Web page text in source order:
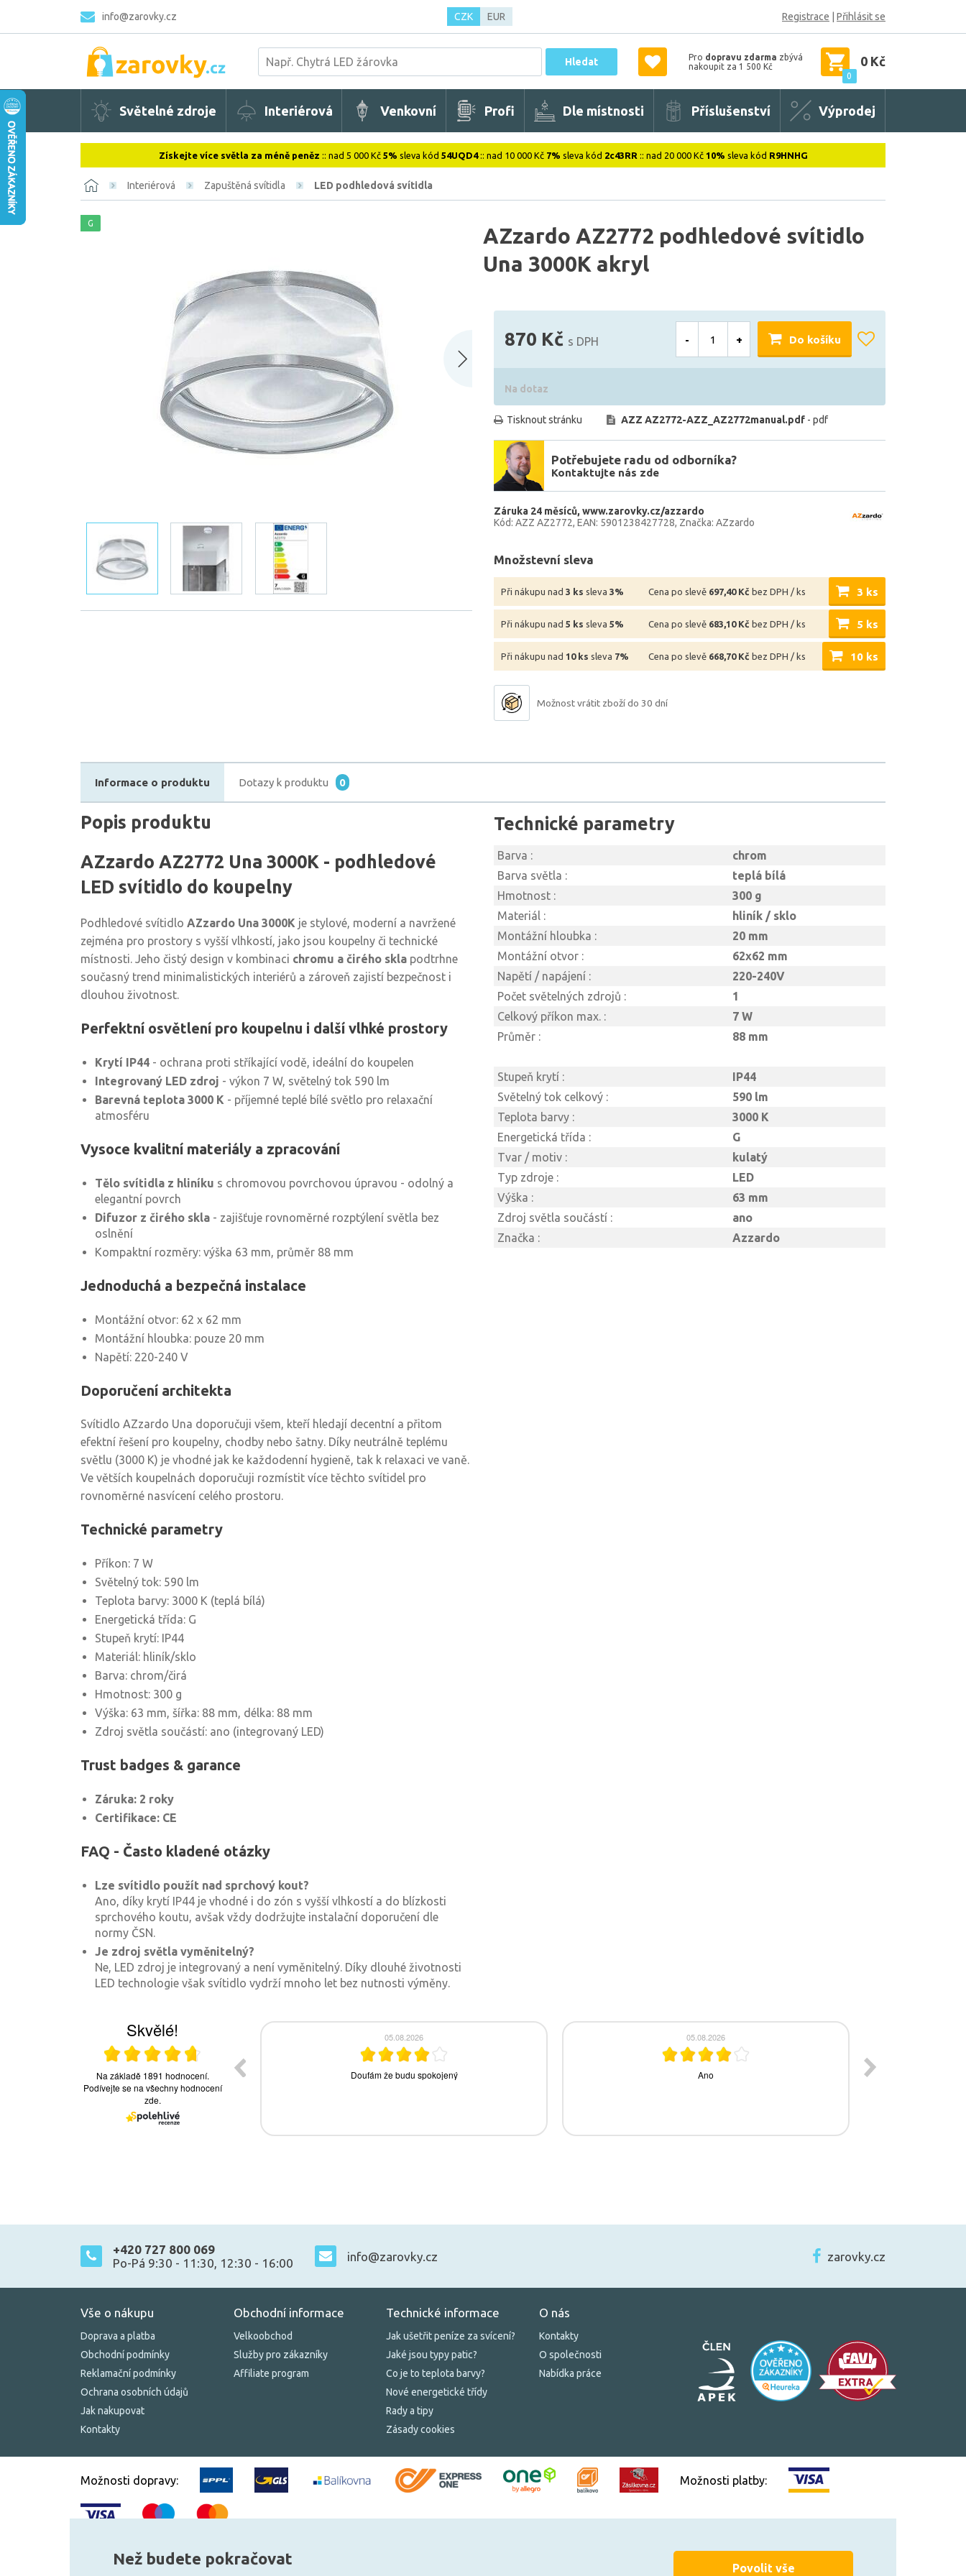
info@zarovky.cz CZK EUR Registrace Přihlásit se
Hledat Pro dopravu zdarma zbývá
nakoupit za 1 500 Kč
0
0 Kč
Světelné zdroje Interiérová Venkovní Profi Dle místnosti Příslušenství Výprodej
Získejte více světla za méně peněz :: nad 5 000 Kč 5% sleva kód 54UQD4:: nad 10 000 Kč 7% sleva kód 2c43RR :: nad 20 000 Kč 10% sleva kód R9HNHG
Interiérová Zapuštěná svítidla LED podhledová svítidla
AZzardo AZ2772 podhledové svítidlo
Una 3000K akryl
G
870 Kč s DPH - + Do košíku
Na dotaz
Tisknout stránku AZZ AZ2772-AZZ_AZ2772manual.pdf - pdf
Potřebujete radu od odborníka?
Kontaktujte nás zde
Záruka 24 měsíců www.zarovky.cz/azzardo
Kód: AZZ AZ2772 EAN: 5901238427728 Značka: AZzardo
Množstevní sleva
Při nákupu nad 3 ks sleva 3% Cena po slevě 697,40 Kč bez DPH / ks 3 ks
Při nákupu nad 5 ks sleva 5% Cena po slevě 683,10 Kč bez DPH / ks 5 ks
Při nákupu nad 10 ks sleva 7% Cena po slevě 668,70 Kč bez DPH / ks 10 ks
Možnost vrátit zboží do 30 dní
Informace o produktu Dotazy k produktu 0
Popis produktu
AZzardo AZ2772 Una 3000K - podhledové
LED svítidlo do koupelny
Podhledové svítidlo AZzardo Una 3000K je stylové, moderní a navržené
zejména pro prostory s vyšší vlhkostí, jako jsou koupelny či technické
místnosti. Jeho čistý design v kombinaci chromu a čirého skla podtrhne
současný trend minimalistických interiérů a zároveň zajistí bezpečnost i
dlouhou životnost.
Perfektní osvětlení pro koupelnu i další vlhké prostory
Krytí IP44 - ochrana proti stříkající vodě, ideální do koupelen
Integrovaný LED zdroj - výkon 7 W, světelný tok 590 lm
Barevná teplota 3000 K - příjemné teplé bílé světlo pro relaxační
atmosféru
Vysoce kvalitní materiály a zpracování
Tělo svítidla z hliníku s chromovou povrchovou úpravou - odolný a
elegantní povrch
Difuzor z čirého skla - zajišťuje rovnoměrné rozptýlení světla bez
oslnění
Kompaktní rozměry: výška 63 mm, průměr 88 mm
Jednoduchá a bezpečná instalace
Montážní otvor: 62 x 62 mm
Montážní hloubka: pouze 20 mm
Napětí: 220-240 V
Doporučení architekta
Svítidlo AZzardo Una doporučuji všem, kteří hledají decentní a přitom
efektní řešení pro koupelny, chodby nebo šatny. Díky neutrálně teplému
světlu (3000 K) je vhodné jak ke každodenní hygieně, tak k relaxaci ve vaně.
Ve větších koupelnách doporučuji rozmístit více těchto svítidel pro
rovnoměrné nasvícení celého prostoru.
Technické parametry
Příkon: 7 W
Světelný tok: 590 lm
Teplota barvy: 3000 K (teplá bílá)
Energetická třída: G
Stupeň krytí: IP44
Materiál: hliník/sklo
Barva: chrom/čirá
Hmotnost: 300 g
Výška: 63 mm, šířka: 88 mm, délka: 88 mm
Zdroj světla součástí: ano (integrovaný LED)
Trust badges & garance
Záruka: 2 roky
Certifikace: CE
FAQ - Často kladené otázky
Lze svítidlo použít nad sprchový kout?
Ano, díky krytí IP44 je vhodné i do zón s vyšší vlhkostí a do blízkosti
sprchového koutu, avšak vždy dodržujte instalační doporučení dle
normy ČSN.
Je zdroj světla vyměnitelný?
Ne, LED zdroj je integrovaný a není vyměnitelný. Díky dlouhé životnosti
LED technologie však svítidlo vydrží mnoho let bez nutnosti výměny.
Technické parametry
Barva :
chrom
Barva světla :
teplá bílá
Hmotnost :
300 g
Materiál :
hliník / sklo
Montážní hloubka :
20 mm
Montážní otvor :
62x62 mm
Napětí / napájení :
220-240V
Počet světelných zdrojů :
1
Celkový příkon max. :
7 W
Průměr :
88 mm
Stupeň krytí :
IP44
Světelný tok celkový :
590 lm
Teplota barvy :
3000 K
Energetická třída :
G
Tvar / motiv :
kulatý
Typ zdroje :
LED
Výška :
63 mm
Zdroj světla součástí :
ano
Značka :
Azzardo
+420 727 800 069
Po-Pá 9:30 - 11:30, 12:30 - 16:00
info@zarovky.cz zarovky.cz
Vše o nákupu
Doprava a platba
Obchodní podmínky
Reklamační podmínky
Ochrana osobních údajů
Jak nakupovat
Kontakty
Obchodní informace
Velkoobchod
Služby pro zákazníky
Affiliate program
Technické informace
Jak ušetřit peníze za svícení?
Jaké jsou typy patic?
Co je to teplota barvy?
Nové energetické třídy
Rady a tipy
Zásady cookies
O nás
Kontakty
O společnosti
Nabídka práce
Možnosti dopravy: Možnosti platby:
© 2010–2026 Všechna práva vyhrazena.žárovky.cz
Než budete pokračovat
Povolit vše